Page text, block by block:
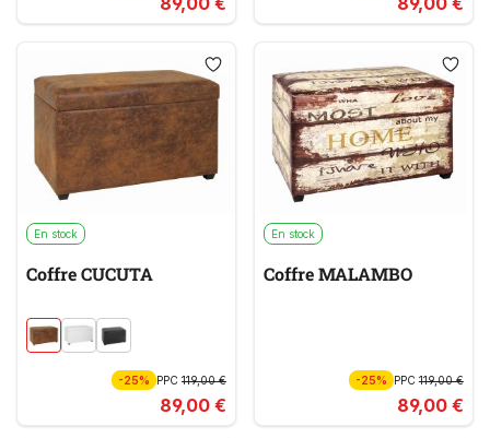
En stock
Coffre CUCUTA
-25% PPC 119,00 €
89,00 €
En stock
Coffre MALAMBO
-25% PPC119,00 €
89,00 €